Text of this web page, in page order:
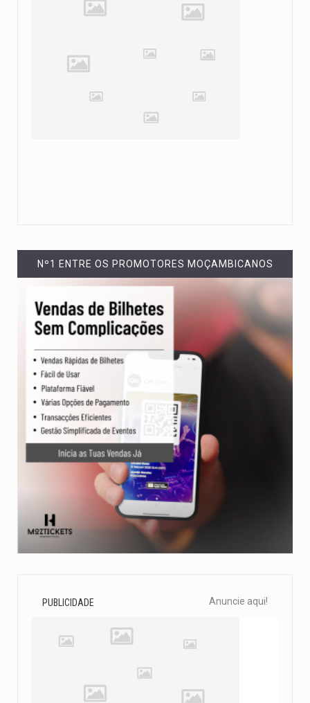
Nº1 ENTRE OS PROMOTORES MOÇAMBICANOS
PUBLICIDADE Anuncie aqui!